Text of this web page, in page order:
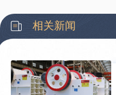
相关新闻